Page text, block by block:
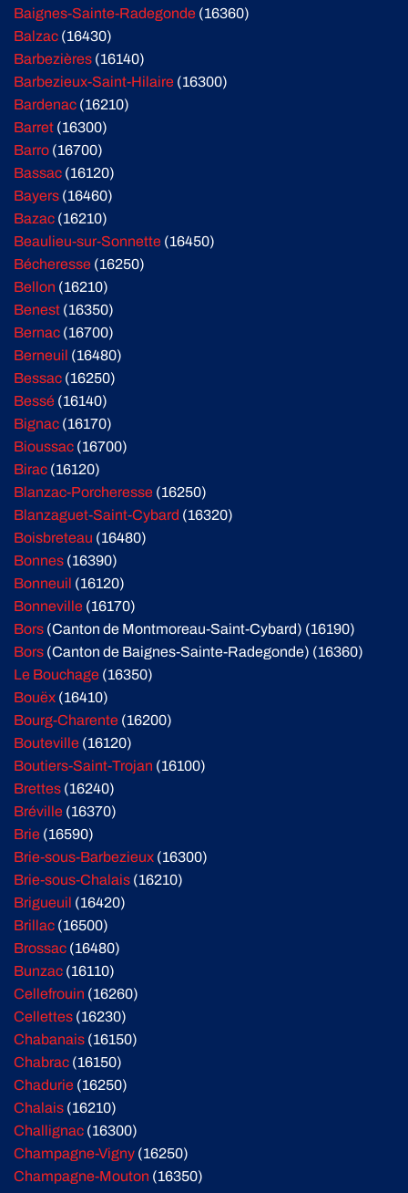
Baignes-Sainte-Radegonde (16360)
Balzac (16430)
Barbezières (16140)
Barbezieux-Saint-Hilaire (16300)
Bardenac (16210)
Barret (16300)
Barro (16700)
Bassac (16120)
Bayers (16460)
Bazac (16210)
Beaulieu-sur-Sonnette (16450)
Bécheresse (16250)
Bellon (16210)
Benest (16350)
Bernac (16700)
Berneuil (16480)
Bessac (16250)
Bessé (16140)
Bignac (16170)
Bioussac (16700)
Birac (16120)
Blanzac-Porcheresse (16250)
Blanzaguet-Saint-Cybard (16320)
Boisbreteau (16480)
Bonnes (16390)
Bonneuil (16120)
Bonneville (16170)
Bors (Canton de Montmoreau-Saint-Cybard) (16190)
Bors (Canton de Baignes-Sainte-Radegonde) (16360)
Le Bouchage (16350)
Bouëx (16410)
Bourg-Charente (16200)
Bouteville (16120)
Boutiers-Saint-Trojan (16100)
Brettes (16240)
Bréville (16370)
Brie (16590)
Brie-sous-Barbezieux (16300)
Brie-sous-Chalais (16210)
Brigueuil (16420)
Brillac (16500)
Brossac (16480)
Bunzac (16110)
Cellefrouin (16260)
Cellettes (16230)
Chabanais (16150)
Chabrac (16150)
Chadurie (16250)
Chalais (16210)
Challignac (16300)
Champagne-Vigny (16250)
Champagne-Mouton (16350)